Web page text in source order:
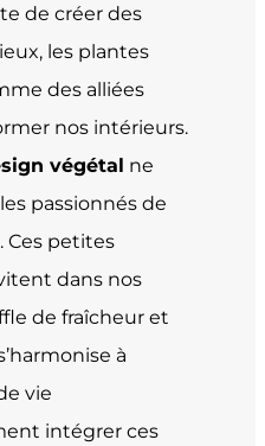
de créer des
les plantes
des alliées
nos intérieurs.
végétal ne
passionnés de
. Ces petites
dans nos
de fraîcheur et
à
vie
intégrer ces